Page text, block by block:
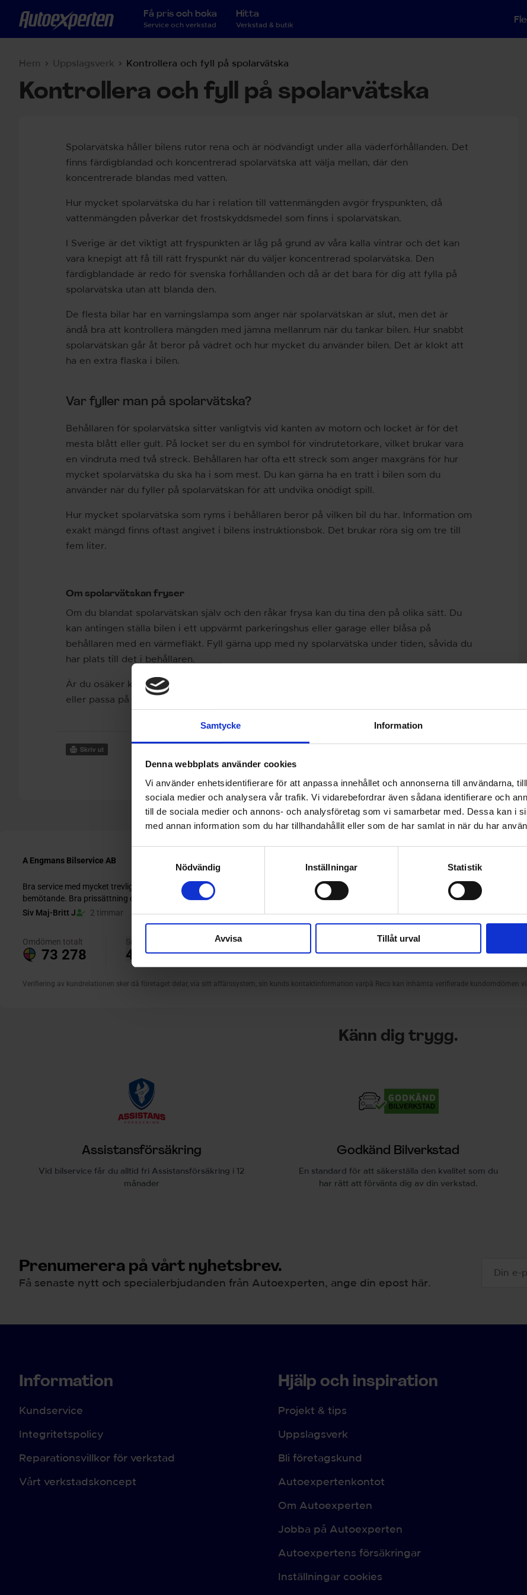
Samtycke Information
Denna webbplats använder cookies
Vi använder enhetsidentifierare för att anpassa innehållet och annonserna till användarna,
sociala medier och analysera vår trafik. Vi vidarebefordrar även sådana identifierare och
till de sociala medier och annons- och analysföretag som vi samarbetar med. Dessa kan i
med annan information som du har tillhandahållit eller som de har samlat in när du har
Nödvändig
Inställningar Statistik
Avvisa Tillåt urval
Få pris och boka
Service och verkstad
Hitta
Verkstad & butik
Hem Uppslagsverk Kontrollera och fyll på spolarvätska
Kontrollera och fyll på spolarvätska
Spolarvätska håller bilens rutor rena och är nödvändigt under alla väderförhållanden. Det
finns färdigblandad och koncentrerad spolarvätska att välja mellan, där den
koncentrerade blandas med vatten.
Hur mycket spolarvätska du har i relation till vattenmängden avgör fryspunkten, då
vattenmängden påverkar det frostskyddsmedel som finns i spolarvätskan.
I Sverige är det viktigt att fryspunkten är låg på grund av våra kalla vintrar och det kan
vara knepigt att få till rätt fryspunkt när du väljer koncentrerad spolarvätska. Den
färdigblandade är redo för svenska förhållanden och då är det bara för dig att fylla på
spolarvätska utan att blanda den.
De flesta bilar har en varningslampa som anger när spolarvätskan är slut, men det är
ändå bra att kontrollera mängden med jämna mellanrum när du tankar bilen. Hur snabbt
spolarvätskan går åt beror på vädret och hur mycket du använder bilen. Det är klokt att
ha en extra flaska i bilen.
Var fyller man på spolarvätska?
Behållaren för spolarvätska sitter vanligtvis vid kanten av motorn och locket är för det
mesta blått eller gult. På locket ser du en symbol för vindrutetorkare, vilket brukar vara
en vindruta med två streck. Behållaren har ofta ett streck som anger maxgräns för hur
mycket spolarvätska du ska ha i som mest. Du kan gärna ha en tratt i bilen som du
använder när du fyller på spolarvätskan för att undvika onödigt spill.
Hur mycket spolarvätska som ryms i behållaren beror på vilken bil du har. Information om
exakt mängd finns oftast angivet i bilens instruktionsbok. Det brukar röra sig om tre till
fem liter.
Om spolarvätskan fryser
Om du blandat spolarvätskan själv och den råkar frysa kan du tina den på olika sätt. Du
kan antingen ställa bilen i ett uppvärmt parkeringshus eller garage eller blåsa på
behållaren med en värmefläkt. Fyll gärna upp med ny spolarvätska under tiden, såvida du
har plats till det i behållaren.
Är du osäker kan du alltid rådfråga vår kunniga personal i en
eller passa på att be om hjälp när du ändå har bilen på
Känn dig trygg.
Assistansförsäkring
Vid bilservice får du alltid fri Assistansförsäkring i 12
månader
Godkänd Bilverkstad
En standard för att säkerställa den kvalitet som du
har rätt att förvänta dig av din verkstad.
Prenumerera på vårt nyhetsbrev.
Få senaste nytt och specialerbjudanden från Autoexperten, ange din epost här.
Information
Kundservice
Integritetspolicy
Reparationsvillkor för verkstad
Vårt verkstadskoncept
Hjälp och inspiration
Projekt & tips
Uppslagsverk
Bli företagskund
Autoexpertenkontot
Om Autoexperten
Jobba på Autoexperten
Autoexpertens försäkringar
Inställningar cookies